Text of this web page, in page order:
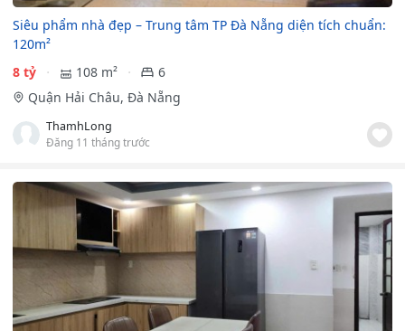
Siêu phẩm nhà đẹp – Trung tâm TP Đà Nẵng diện tích chuẩn:
120m²
8 tỷ
108 m²
6
Quận Hải Châu, Đà Nẵng
ThamhLong
Đăng 11 tháng trước